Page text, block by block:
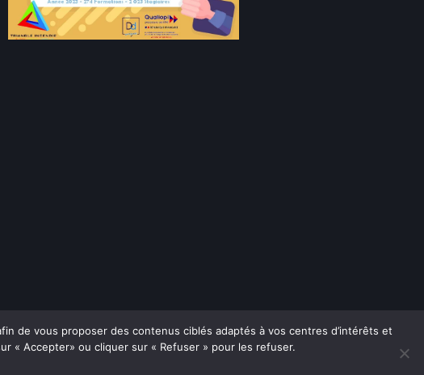
de vous proposer des contenus ciblés adaptés à vos centres d’intérêts et
« Accepter» ou cliquer sur « Refuser » pour les refuser.